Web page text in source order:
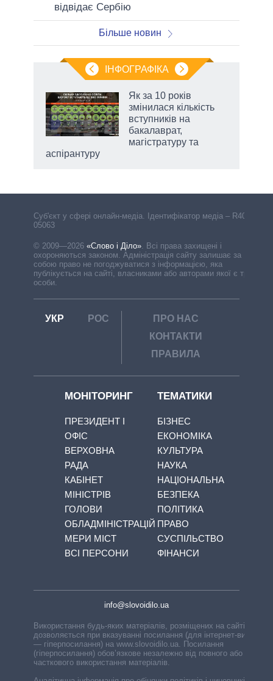
відвідає Сербію
Більше новин
ІНФОГРАФІКА
Як за 10 років
змінилася кількість
вступників на
бакалаврат,
магістратуру та
аспірантуру
Cуб'єкт у сфері онлайн-медіа. Ідентифікатор медіа – R40-
05063
© 2009—2026 «Слово і Діло» Всі права захищені і
охороняються законом. Адміністрація сайту залишає за
собою право не погоджуватися з інформацією, яка
публікується на сайті, власниками або авторами якої є треті
особи.
УКР РОС
ПРО НАС
КОНТАКТИ
ПРАВИЛА
МОНІТОРИНГ
ПРЕЗИДЕНТ І
ОФІС
ВЕРХОВНА
РАДА
КАБІНЕТ
МІНІСТРІВ
ГОЛОВИ
ОБЛАДМІНІСТРАЦІЙ
МЕРИ МІСТ
ВСІ ПЕРСОНИ
ТЕМАТИКИ
БІЗНЕС
ЕКОНОМІКА
КУЛЬТУРА
НАУКА
НАЦІОНАЛЬНА
БЕЗПЕКА
ПОЛІТИКА
ПРАВО
СУСПІЛЬСТВО
ФІНАНСИ
info@slovoidilo.ua
Використання будь-яких матеріалів, розміщених на сайті,
дозволяється при вказуванні посилання (для інтернет-видань
— гіперпосилання) на www.slovoidilo.ua. Посилання
(гіперпосилання) обов’язкове незалежно від повного або
часткового використання матеріалів.